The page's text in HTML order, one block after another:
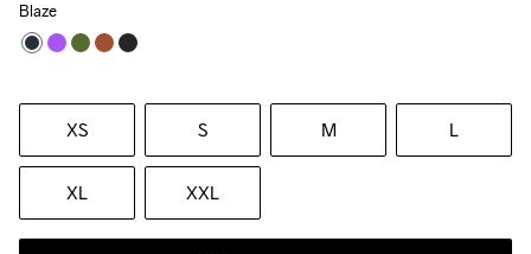
Blaze
XS S M L
XL XXL